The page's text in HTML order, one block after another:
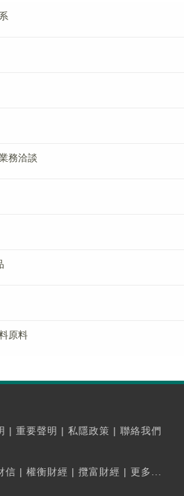
務洽談
原料
| 重要聲明 | 私隱政策 | 聯絡我們
信 | 權衡財經 | 攬富財經 | 更多...